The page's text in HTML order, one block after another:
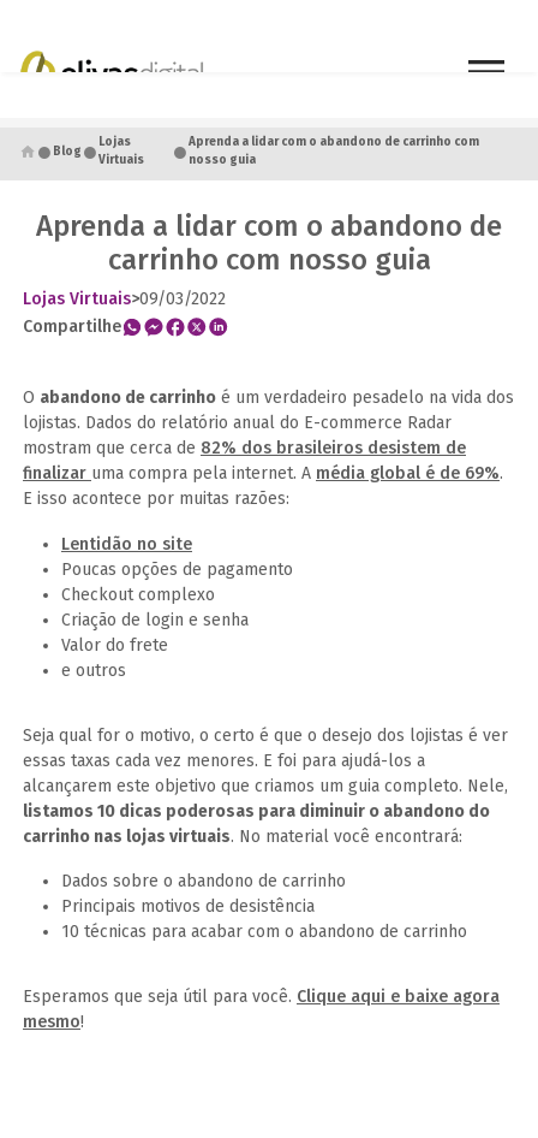
● Blog ● Lojas
Virtuais
●Aprenda a lidar com o abandono de carrinho com
nosso guia
Aprenda a lidar com o abandono de
carrinho com nosso guia
Lojas Virtuais>09/03/2022
Compartilhe
O abandono de carrinho é um verdadeiro pesadelo na vida dos
lojistas. Dados do relatório anual do E-commerce Radar
mostram que cerca de 82% dos brasileiros desistem de
finalizar uma compra pela internet. A média global é de 69%.
E isso acontece por muitas razões:
Lentidão no site
Poucas opções de pagamento
Checkout complexo
Criação de login e senha
Valor do frete
e outros
Seja qual for o motivo, o certo é que o desejo dos lojistas é ver
essas taxas cada vez menores. E foi para ajudá-los a
alcançarem este objetivo que criamos um guia completo. Nele,
listamos 10 dicas poderosas para diminuir o abandono do
carrinho nas lojas virtuais. No material você encontrará:
Dados sobre o abandono de carrinho
Principais motivos de desistência
10 técnicas para acabar com o abandono de carrinho
Esperamos que seja útil para você. Clique aqui e baixe agora
mesmo!